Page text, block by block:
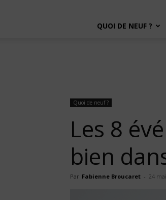
QUOI DE NEUF ?
Quoi de neuf ?
Les 8
bien
Par Fabienne Broucaret - 24